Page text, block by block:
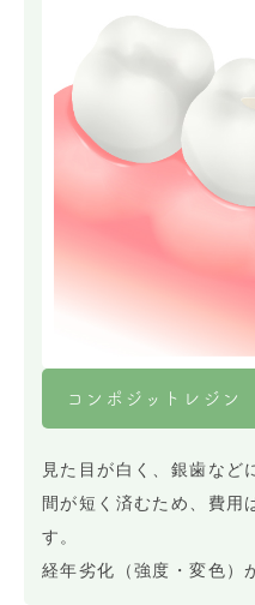
コンポジットレジン
見た目が白く、銀歯など
間が短く済むため、費用
す。
経年劣化（強度・変色）